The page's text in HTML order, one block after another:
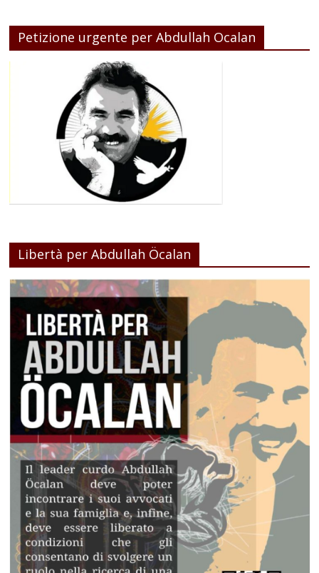
Petizione urgente per Abdullah Ocalan
Libertà per Abdullah Öcalan